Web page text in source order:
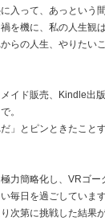
入って、あっという
を機に、私の人生観
からの人生、やりたい
イド販売、Kindle出
。
だ」とピンときたこと
力簡略化し、VRゴ
毎日を過ごしています
次第に挑戦した結果